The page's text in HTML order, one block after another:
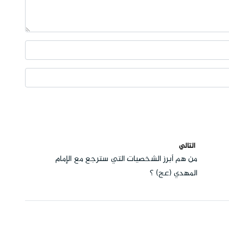
التالي
من هم أبرز الشخصيات التي سترجع مع الإمام
المهدي (عج) ؟